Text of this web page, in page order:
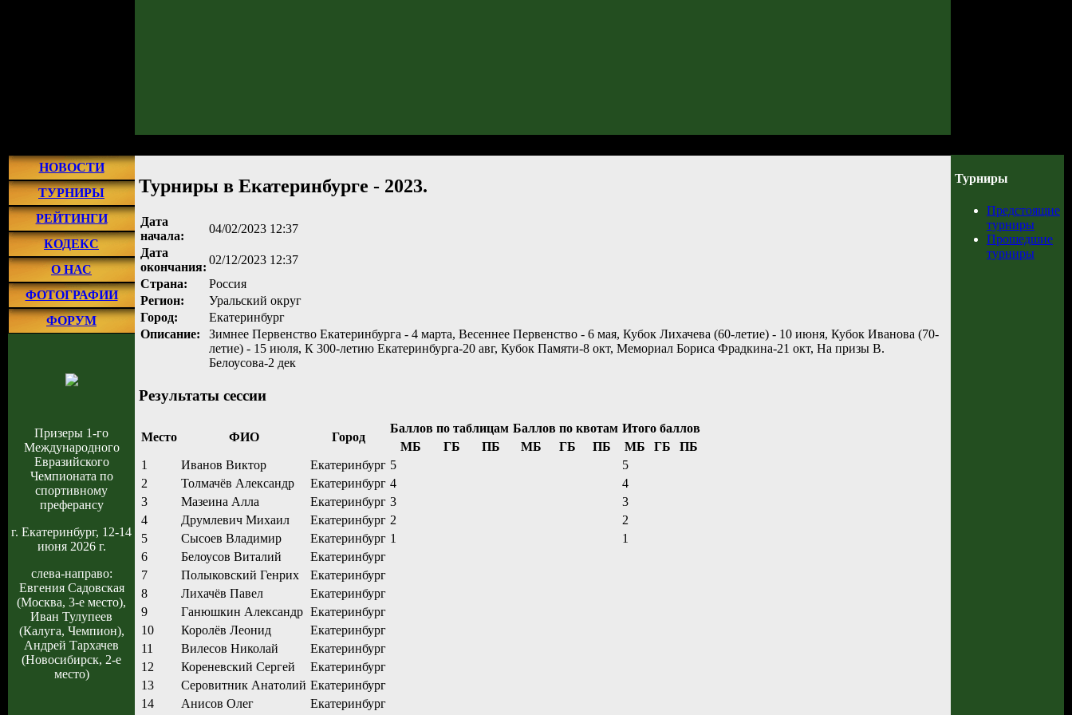
НОВОСТИ
ТУРНИРЫ
РЕЙТИНГИ
КОДЕКС
О НАС
ФОТОГРАФИИ
ФОРУМ
Призеры 1-го
Международного
Евразийского
Чемпионата по
спортивному
преферансу
г. Екатеринбург, 12-14
июня 2026 г.
слева-направо:
Евгения Садовская
(Москва, 3-е место),
Иван Тулупеев
(Калуга, Чемпион),
Андрей Тархачев
(Новосибирск, 2-е
место)
Турниры в Екатеринбурге - 2023.
Дата
начала:
04/02/2023 12:37
Дата
окончания:
02/12/2023 12:37
Страна:
Россия
Регион:
Уральский округ
Город:
Екатеринбург
Описание:
Зимнее Первенство Екатеринбурга - 4 марта, Весеннее Первенство - 6 мая, Кубок Лихачева (60-летие) - 10 июня, Кубок Иванова (70-
летие) - 15 июля, К 300-летию Екатеринбурга-20 авг, Кубок Памяти-8 окт, Мемориал Бориса Фрадкина-21 окт, На призы В.
Белоусова-2 дек
Результаты сессии
Место ФИО Город
Баллов по таблицам Баллов по квотам Итого баллов
МБ
ГБ ПБ МБ ГБ ПБ МБ ГБ
ПБ
1
Иванов Виктор Екатеринбург 5
5
2
Толмачёв Александр Екатеринбург 4
4
3
Мазеина Алла Екатеринбург 3
3
4
Друмлевич Михаил Екатеринбург 2
2
5
Сысоев Владимир Екатеринбург 1
1
6
Белоусов Виталий
Екатеринбург
7
Полыковский Генрих
Екатеринбург
8
Лихачёв Павел
Екатеринбург
9
Ганюшкин Александр Екатеринбург
10
Королёв Леонид
Екатеринбург
11
Вилесов Николай
Екатеринбург
12
Кореневский Сергей
Екатеринбург
13
Серовитник Анатолий Екатеринбург
14
Анисов Олег Екатеринбург
Турниры
Предстоящие
турниры
Прошедшие
турниры